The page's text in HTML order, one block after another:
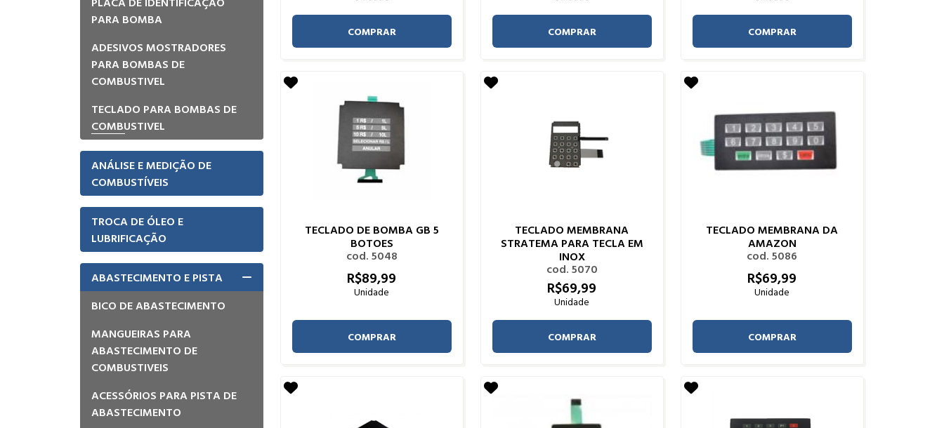
PARA BOMBA
ADESIVOS MOSTRADORES
PARA BOMBAS DE
COMBUSTIVEL
TECLADO PARA BOMBAS DE
COMBUSTIVEL
ANÁLISE E MEDIÇÃO DE
COMBUSTÍVEIS
TROCA DE ÓLEO E
LUBRIFICAÇÃO
ABASTECIMENTO E PISTA
BICO DE ABASTECIMENTO
MANGUEIRAS PARA
ABASTECIMENTO DE
COMBUSTIVEIS
ACESSÓRIOS PARA PISTA DE
ABASTECIMENTO
COMPRAR COMPRAR COMPRAR
TECLADO DE BOMBA GB 5
BOTOES
cod. 5048
R$89,99
Unidade
COMPRAR
TECLADO MEMBRANA
STRATEMA PARA TECLA EM
INOX
cod. 5070
R$69,99
Unidade
COMPRAR
TECLADO MEMBRANA DA
AMAZON
cod. 5086
R$69,99
Unidade
COMPRAR